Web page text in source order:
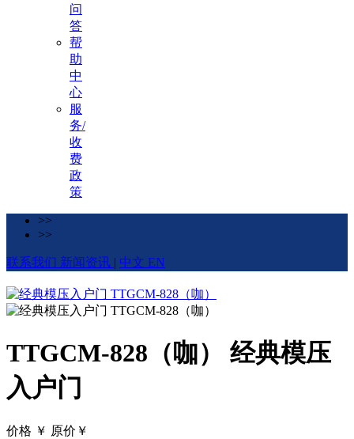
问
答
帮
助
中
心
服
务/
收
费
政
策
>>
>>
联系我们 新闻资讯 | 中文 EN
TTGCM-828（咖） 经典模压
入户门
价格 ￥ 原价￥